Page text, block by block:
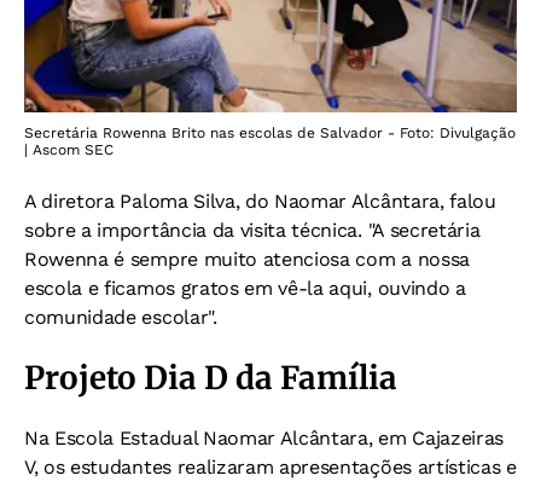
Secretária Rowenna Brito nas escolas de Salvador - Foto: Divulgação
| Ascom SEC
A diretora Paloma Silva, do Naomar Alcântara, falou
sobre a importância da visita técnica. "A secretária
Rowenna é sempre muito atenciosa com a nossa
escola e ficamos gratos em vê-la aqui, ouvindo a
comunidade escolar".
Projeto Dia D da Família
Na Escola Estadual Naomar Alcântara, em Cajazeiras
V, os estudantes realizaram apresentações artísticas e